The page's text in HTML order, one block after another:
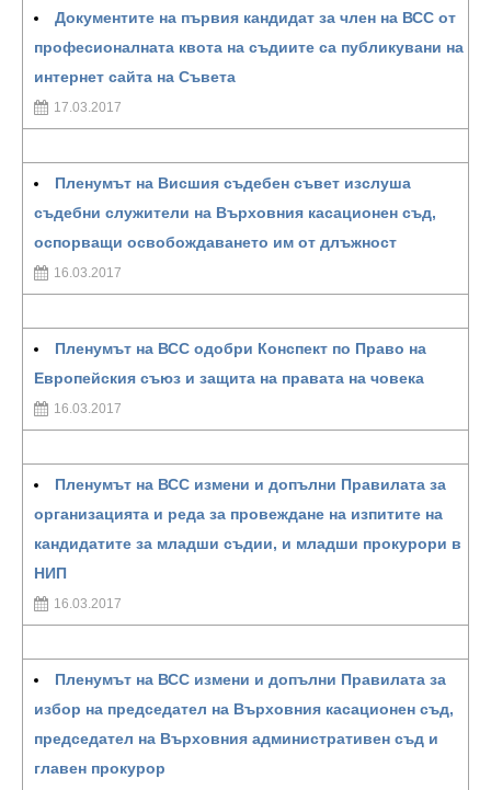
Документите на първия кандидат за член на ВСС от
професионалната квота на съдиите са публикувани на
интернет сайта на Съвета
17.03.2017
Пленумът на Висшия съдебен съвет изслуша
съдебни служители на Върховния касационен съд,
оспорващи освобождаването им от длъжност
16.03.2017
Пленумът на ВСС одобри Конспект по Право на
Европейския съюз и защита на правата на човека
16.03.2017
Пленумът на ВСС измени и допълни Правилата за
организацията и реда за провеждане на изпитите на
кандидатите за младши съдии, и младши прокурори в
НИП
16.03.2017
Пленумът на ВСС измени и допълни Правилата за
избор на председател на Върховния касационен съд,
председател на Върховния административен съд и
главен прокурор